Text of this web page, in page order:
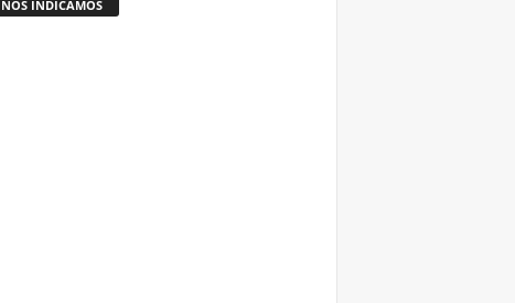
NÓS INDICAMOS